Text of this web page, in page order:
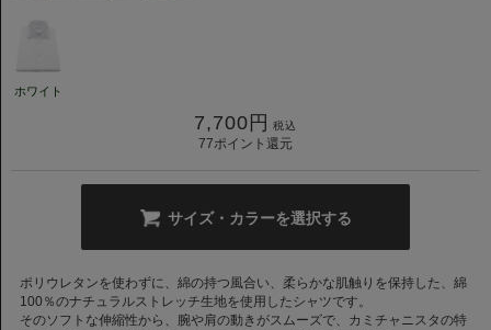
ホワイト
7,700 円 税込
77ポイント還元
サイズ・カラーを選択する
ポリウレタンを使わずに、綿の持つ風合い、柔らかな肌触りを保持した、綿
100％のナチュラルストレッチ生地を使用したシャツです。
そのソフトな伸縮性から、腕や肩の動きがスムーズで、カミチャニスタの特